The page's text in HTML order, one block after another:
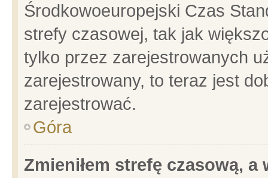
Środkowoeuropejski Czas
strefy czasowej, tak jak
tylko przez zarejestrowanych
zarejestrowany, to teraz jest
zarejestrować.
Góra
Zmieniłem strefę czasową,